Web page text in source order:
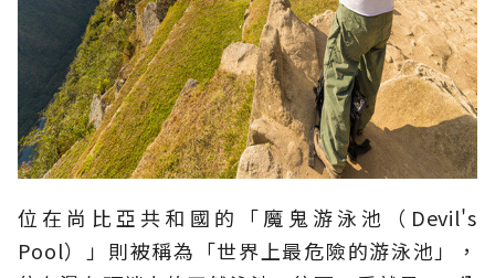
位在尚比亞共和國的「魔鬼游泳池（Devil's
Pool）」則被稱為「世界上最危險的游泳池」，